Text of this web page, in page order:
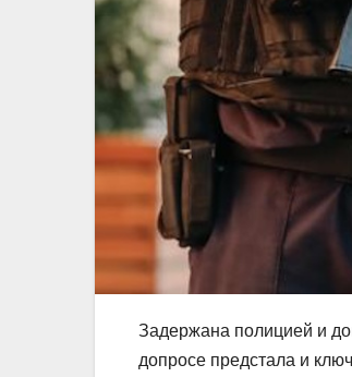
Задержана полицией и
допросе предстала и